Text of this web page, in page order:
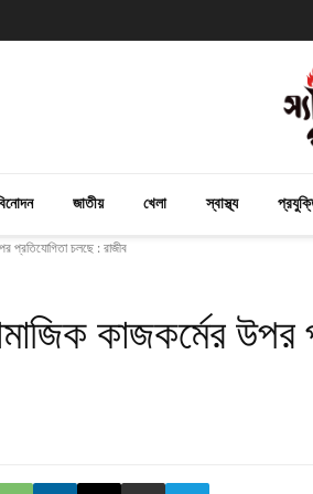
জাতীয় খেলা স্বাস্থ্য
প্রতিযোগিতা চলছে : রাজীব
কাজকর্মের উপর